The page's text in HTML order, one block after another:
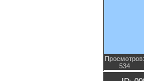
Просмотров:
534